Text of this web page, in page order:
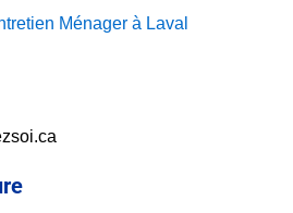
Ménager à Laval